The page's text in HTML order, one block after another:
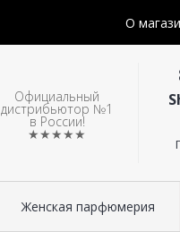
О
Официальный
дистрибьютор №1
в России!
★★★★★
Женская парфюмерия